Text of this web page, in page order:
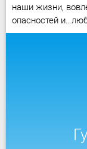
наши жизни,
опасностей